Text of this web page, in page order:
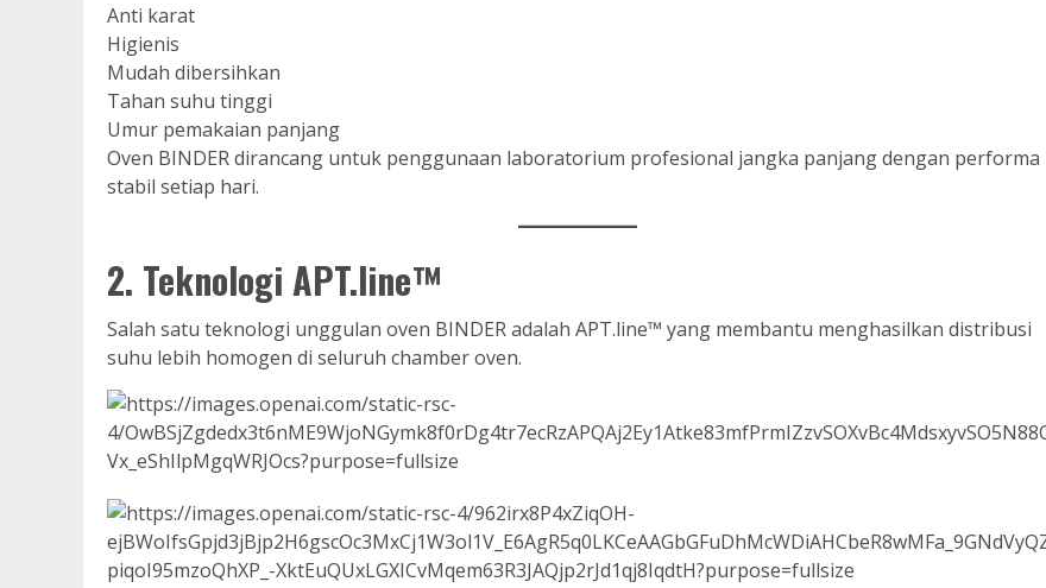
Anti karat
Higienis
Mudah dibersihkan
Tahan suhu tinggi
Umur pemakaian panjang
Oven BINDER dirancang untuk penggunaan laboratorium profesional jangka panjang dengan performa
stabil setiap hari.
2. Teknologi APT.line™
Salah satu teknologi unggulan oven BINDER adalah APT.line™ yang membantu menghasilkan distribusi
suhu lebih homogen di seluruh chamber oven.